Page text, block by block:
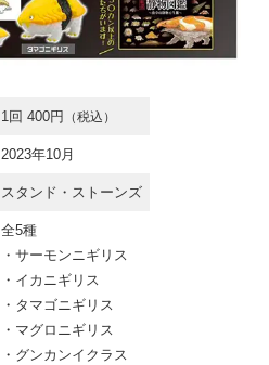
1回 400円 （税込）
2023年10月
スタンド・ストーンズ
全5種
・サーモンニギリス
・イカニギリス
・タマゴニギリス
・マグロニギリス
・グンカンイクラス